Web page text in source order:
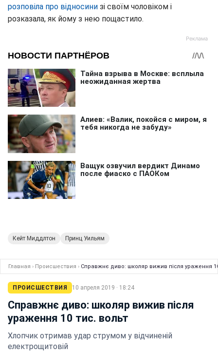
розповіла про відносини зі своїм чоловіком і
розказала, як йому з нею пощастило.
Кейт Миддлтон Принц Уильям
Главная › Происшествия › Справжнє диво: школяр вижив після ураження
ПРОИСШЕСТВИЯ 10 апреля 2019 · 18:24
Справжнє диво: школяр вижив після
ураження 10 тис. вольт
Хлопчик отримав удар струмом у відчиненій
електрощитовій